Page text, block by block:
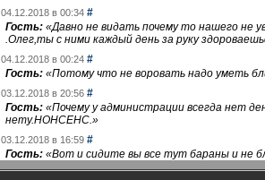
04.12.2018 в 00:34 #
Гость: «Давно не видать почему то нашего
.Олег,ты с ними каждый день за руку
04.12.2018 в 00:24 #
Гость: «Потому что не воровать надо уметь
03.12.2018 в 20:56 #
Гость: «Почему у администрации всегда нет
нету.НОНСЕНС.»
03.12.2018 в 16:59 #
Гость: «Вот и сидите вы все тут бараны и не